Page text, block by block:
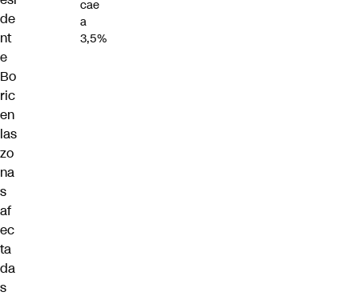
de
nt
e
Bo
ric
en
las
zo
na
s
af
ec
ta
da
s
cae
a
3,5%